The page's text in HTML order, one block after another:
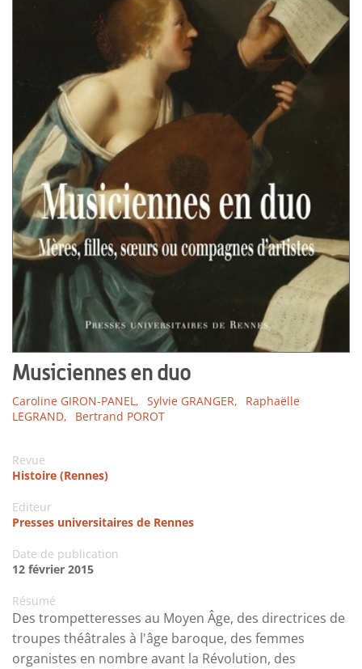
Musiciennes en duo
Caroline GIRON-PANEL, Sylvie GRANGER,
Raphaëlle
LEGRAND,
Bertrand POROT
Revue
Histoire (Rennes)
Editeur
Presses universitaires de Rennes
Date de publication
12 février 2015
Résumé
Des trompetteresses au Moyen Âge, des directrices de
troupes théâtrales à l'âge baroque, des femmes
organistes en nombre avant la Révolution, des